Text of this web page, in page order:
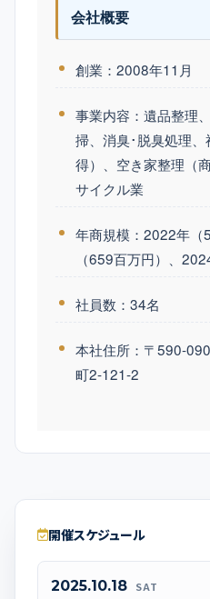
会社概要
創業：2008年11月
事業内容：遺品整理
掃、消臭･脱臭処理
得）、空き家整理（
サイクル業
年商規模：2022年
（659百万円）、
社員数：34名
本社住所：〒590-
町2-121-2
開催スケジュール
2025.10.18 SAT